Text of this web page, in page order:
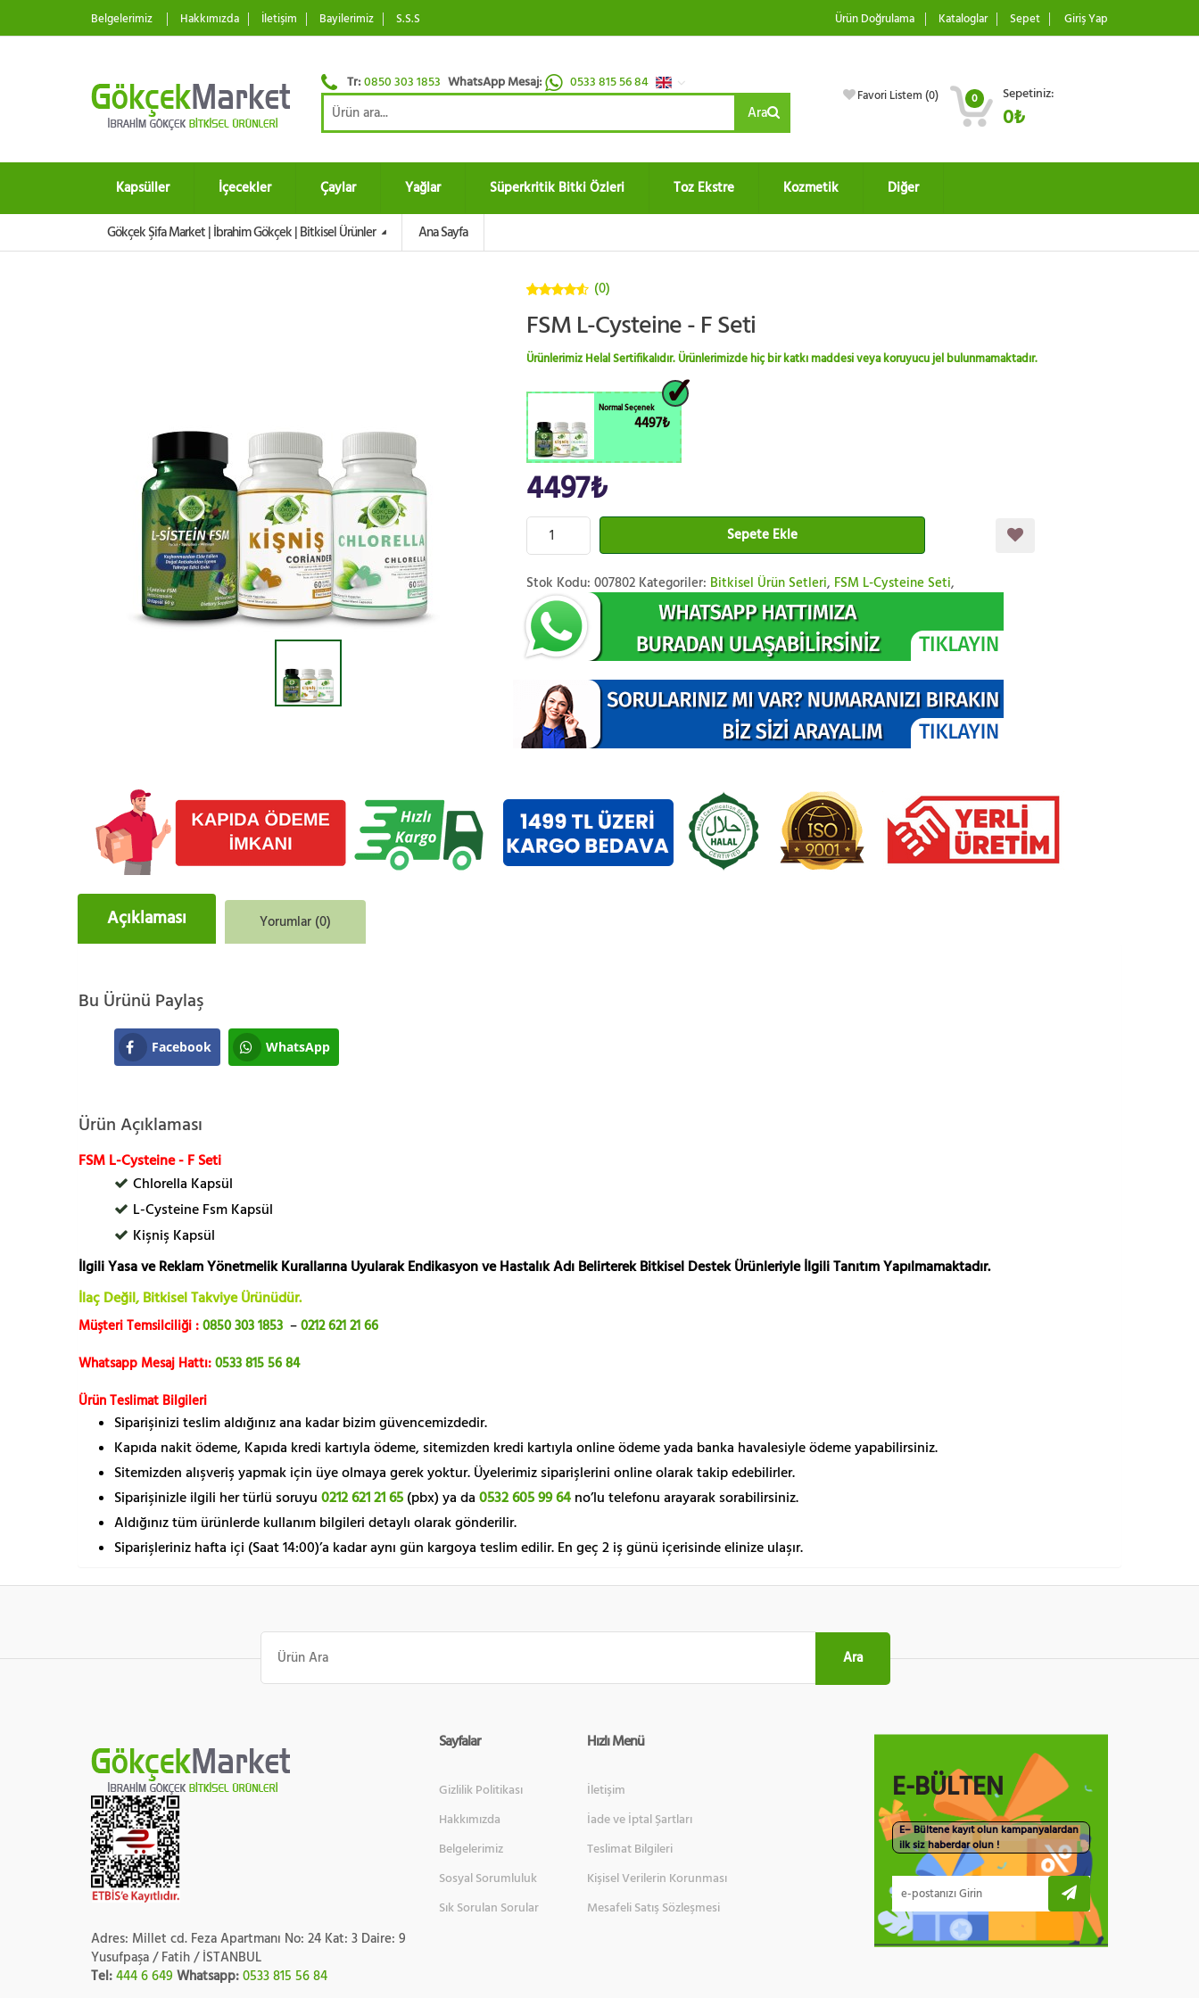
Belgelerimiz Hakkımızda İletişim Bayilerimiz S.S.S Ürün Doğrulama Kataloglar Sepet Giriş Yap
Tr:0850 303 1853 WhatsApp Mesaj: 0533 815 56 84
Ara
Favori Listem (0) 0 Sepetiniz:
0₺
Kapsüller İçecekler Çaylar Yağlar Süperkritik Bitki Özleri Toz Ekstre Kozmetik Diğer
Gökçek Şifa Market | İbrahim Gökçek | Bitkisel Ürünler Ana Sayfa
üzerinden
(0)
FSM L-Cysteine - F Seti
Ürünlerimiz Helal Sertifikalıdır. Ürünlerimizde hiç bir katkı maddesi veya koruyucu jel bulunmamaktadır.
Normal Seçenek
4497₺
4497₺
Sepete Ekle
Stok Kodu: 007802 Kategoriler: Bitkisel Ürün Setleri, FSM L-Cysteine Seti,
Açıklaması Yorumlar (0)
Bu Ürünü Paylaş
Facebook WhatsApp
Ürün Açıklaması
FSM L-Cysteine - F Seti
Chlorella Kapsül
L-Cysteine Fsm Kapsül
Kişniş Kapsül
İlgili Yasa ve Reklam Yönetmelik Kurallarına Uyularak Endikasyon ve Hastalık Adı Belirterek Bitkisel Destek Ürünleriyle İlgili Tanıtım Yapılmamaktadır.
İlaç Değil, Bitkisel Takviye Ürünüdür.
Müşteri Temsilciliği :0850 303 1853 –0212 621 21 66
Whatsapp Mesaj Hattı:0533 815 56 84
Ürün Teslimat Bilgileri
Siparişinizi teslim aldığınız ana kadar bizim güvencemizdedir.
Kapıda nakit ödeme, Kapıda kredi kartıyla ödeme, sitemizden kredi kartıyla online ödeme yada banka havalesiyle ödeme yapabilirsiniz.
Sitemizden alışveriş yapmak için üye olmaya gerek yoktur. Üyelerimiz siparişlerini online olarak takip edebilirler.
Siparişinizle ilgili her türlü soruyu 0212 621 21 65 (pbx) ya da 0532 605 99 64 no’lu telefonu arayarak sorabilirsiniz.
Aldığınız tüm ürünlerde kullanım bilgileri detaylı olarak gönderilir.
Siparişleriniz hafta içi (Saat 14:00)’a kadar aynı gün kargoya teslim edilir. En geç 2 iş günü içerisinde elinize ulaşır.
Ara:
Ara
Adres: Millet cd. Feza Apartmanı No: 24 Kat: 3 Daire: 9
Yusufpaşa / Fatih / İSTANBUL
Tel:444 6 649 Whatsapp:0533 815 56 84
Sayfalar
Gizlilik Politikası
Hakkımızda
Belgelerimiz
Sosyal Sorumluluk
Sık Sorulan Sorular
Hızlı Menü
İletişim
İade ve İptal Şartları
Teslimat Bilgileri
Kişisel Verilerin Korunması
Mesafeli Satış Sözleşmesi
E-BÜLTEN
E– Bültene kayıt olun kampanyalardan
ilk siz haberdar olun !